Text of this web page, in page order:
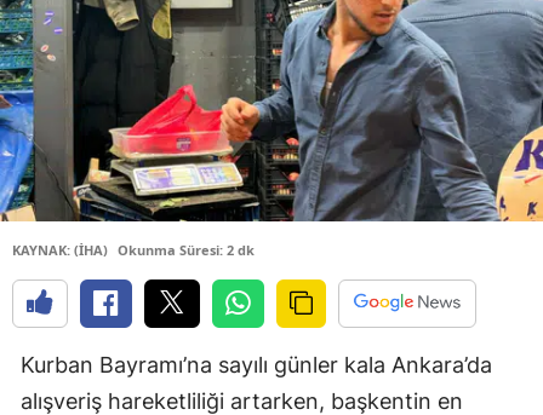
KAYNAK: (İHA) Okunma Süresi: 2 dk
Kurban Bayramı’na sayılı günler kala Ankara’da
alışveriş hareketliliği artarken, başkentin en